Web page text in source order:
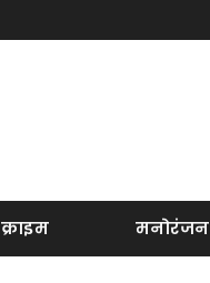
क्राइम मनोरंजन